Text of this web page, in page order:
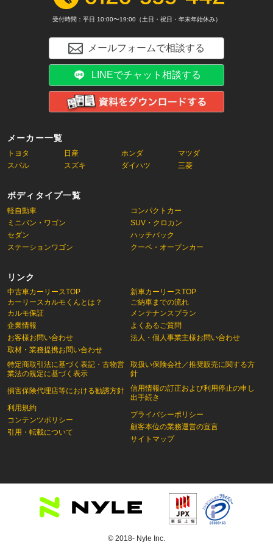
メーカー一覧
トヨタ 日産 ホンダ
マツダ
スバル
スズキ ダイハツ 三菱
ボディタイプ一覧
軽自動車
コンパクトカー
ミニバン・ワゴン
SUV・クロカン
セダン
ハッチバック
ステーションワゴン
クーペ・オープンカー
リンク
中古車カーリースTOP
カーリースカルモくんとは？
新車カーリースTOP
ご納車までの流れ
カルモ保証
企業情報
お客様お問い合わせ
取材・業務提携お問い合わせ
特定商取引法に基づく表記・古物営
業法の規定に基づく表示
損害保険代理店等における勧誘方針
利用規約
コンテンツポリシー
引用・転載について
メンテナンスプラン
よくあるご質問
法人・個人事業主様お問い合わせ
取扱い保険会社／推奨販売に関する方
針
信用情報の訂正および利用停止の申し
出手続き
プライバシーポリシー
顧客本位の業務運営の宣言
サイトマップ
受付時間：平日 10:00〜19:00（土日・祝日・年末年始休み）
メールフォームで相談する
LINEでチャット相談する
© 2018- Nyle Inc.